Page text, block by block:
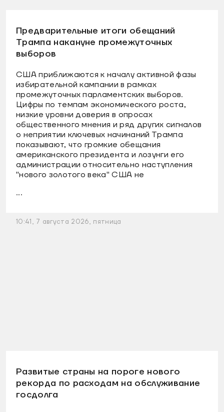
Предварительные итоги обещаний
Трампа накануне промежуточных
выборов
США приближаются к началу активной фазы
избирательной кампании в рамках
промежуточных парламентских выборов.
Цифры по темпам экономического роста,
низкие уровни доверия в опросах
общественного мнения и ряд других сигналов
о неприятии ключевых начинаний Трампа
показывают, что громкие обещания
американского президента и лозунги его
администрации относительно наступления
"нового золотого века" США не
...
10:41, 7 августа 2026, пятница
Развитые страны на пороге нового
рекорда по расходам на обслуживание
госдолга